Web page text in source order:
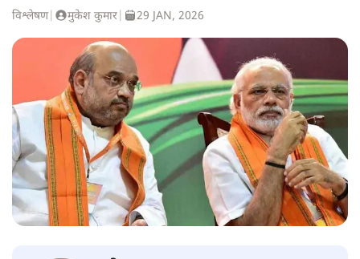
विश्लेषण| मुकेश कुमार 29 JAN, 2026